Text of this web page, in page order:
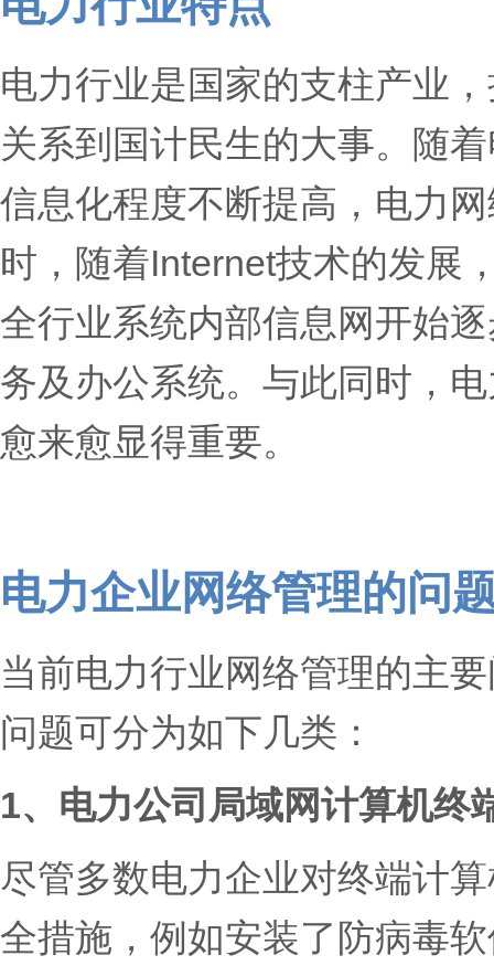
电力行业是国家的支柱产业
关系到国计民生的大事。随
信息化程度不断提高，电力
时，随着Internet技术的发展
全行业系统内部信息网开始
务及办公系统。与此同时，
愈来愈显得重要。
电力企业网络管理的问
当前电力行业网络管理的主
问题可分为如下几类：
1、电力公司局域网计算机终
尽管多数电力企业对终端计
全措施，例如安装了防病毒